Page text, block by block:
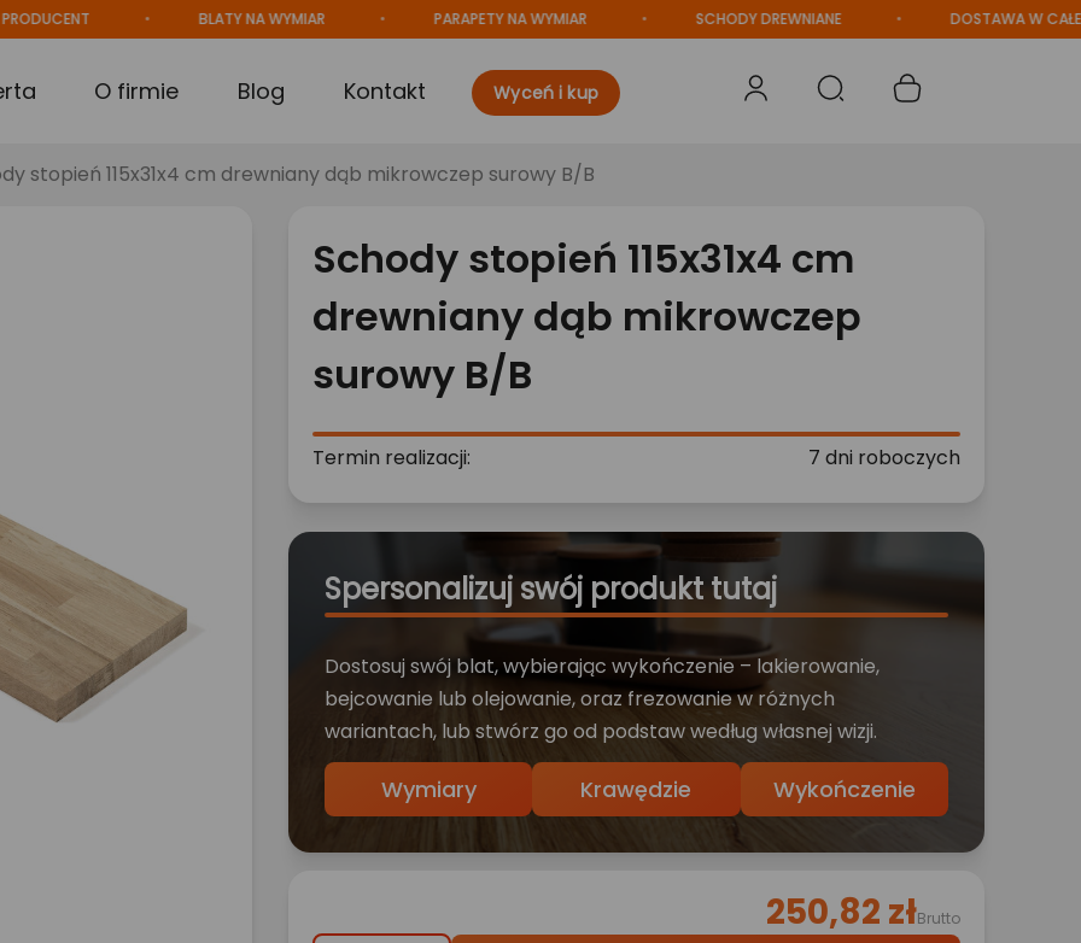
BLATY NA WYMIAR PARAPETY NA WYMIAR SCHODY DREWNIANE DOSTAWA W CAŁEJ
O firmie Blog Kontakt Wyceń i kup
stopień 115x31x4 cm drewniany dąb mikrowczep surowy B/B
Schody stopień 115x31x4 cm
drewniany dąb mikrowczep
surowy B/B
Termin realizacji: 7 dni roboczych
Spersonalizuj swój produkt tutaj
Dostosuj swój blat, wybierając wykończenie – lakierowanie,
bejcowanie lub olejowanie, oraz frezowanie w różnych
wariantach, lub stwórz go od podstaw według własnej wizji.
Wymiary Krawędzie Wykończenie
250,82 złBrutto